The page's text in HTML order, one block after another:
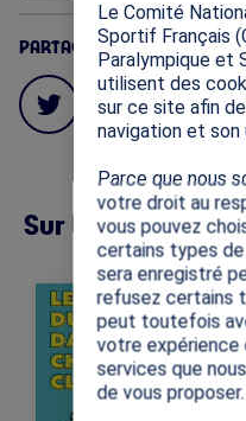
PARTAGES
Sur la même
Image
Cette ressource vise à
transmettre les valeurs
universelles
fondamentales du sport:
le respect, l'équité et
Le Comité
Sportif Français
Paralympique et
utilisent des
sur ce site afin
navigation et son
Parce que nous
votre droit au
vous pouvez
certains types
sera enregistré
refusez certains
peut toutefois
votre expérience
services que
de vous proposer.